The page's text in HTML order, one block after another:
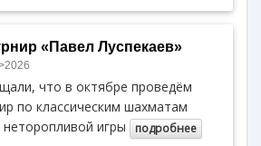
«Павел Луспекаев»
что в октябре проведём
по классическим шахматам
игры
подробнее